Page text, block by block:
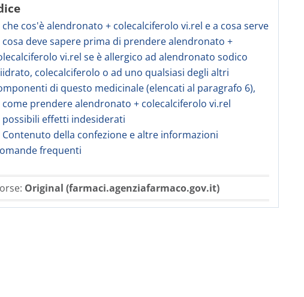
che cos'è alendronato + colecalciferolo vi.rel e a cosa serve
cosa deve sapere prima di prendere alendronato +
vi.rel se è allergico ad alendronato sodico
colecalciferolo o ad uno qualsiasi degli altri
di questo medicinale (elencati al paragrafo 6),
come prendere alendronato + colecalciferolo vi.rel
possibili effetti indesiderati
Contenuto della confezione e altre informazioni
frequenti
Original (farmaci.agenziafarmaco.gov.it)